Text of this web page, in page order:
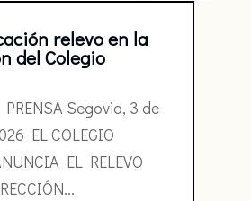
relevo en la
del Colegio
Segovia, 3 de
EL COLEGIO
EL RELEVO